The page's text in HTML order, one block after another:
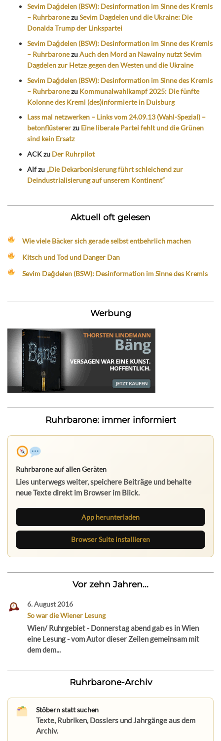
Sevim Dağdelen (BSW): Desinformation im Sinne des Kremls
– RuhrbaronezuSevim Dagdelen und die Ukraine: Die
Donalda Trump der Linkspartei
Sevim Dağdelen (BSW): Desinformation im Sinne des Kremls
– RuhrbaronezuAuch den Mord an Nawalny nutzt Sevim
Dagdelen zur Hetze gegen den Westen und die Ukraine
Sevim Dağdelen (BSW): Desinformation im Sinne des Kremls
– Ruhrbaronezu Kommunalwahlkampf 2025: Die fünfte
Kolonne des Kreml (des)informierte in Duisburg
Lass mal netzwerken – Links vom 24.09.13 (Wahl-Spezial) –
betonflüstererzu Eine liberale Partei fehlt und die Grünen
sind kein Ersatz
ACKzu Der Ruhrpilot
Alfzu „Die Dekarbonisierung führt schleichend zur
Deindustrialisierung auf unserem Kontinent“
Aktuell oft gelesen
Wie viele Bäcker sich gerade selbst entbehrlich machen
Kitsch und Tod und Danger Dan
Sevim Dağdelen (BSW): Desinformation im Sinne des Kremls
Werbung
Ruhrbarone: immer informiert
Ruhrbarone auf allen Geräten
Lies unterwegs weiter, speichere Beiträge und behalte
neue Texte direkt im Browser im Blick.
App herunterladen
Browser Suite installieren
Vor zehn Jahren...
6. August 2016
So war die Wiener Lesung
Wien/ Ruhrgebiet - Donnerstag abend gab es in Wien
eine Lesung - vom Autor dieser Zeilen gemeinsam mit
dem dem...
Ruhrbarone-Archiv
Stöbern statt suchen
Texte, Rubriken, Dossiers und Jahrgänge aus dem
Archiv.